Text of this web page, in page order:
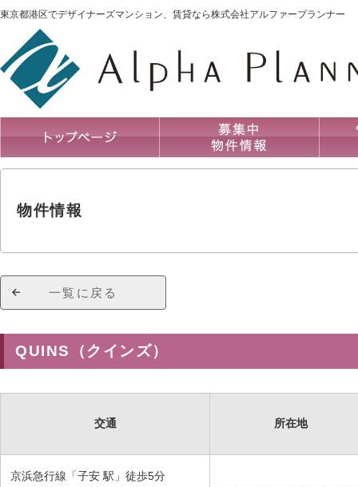
東京都港区でデザイナーズマンション、賃貸なら株式会社アルファープランナー
物件情報
一覧に戻る
QUINS（クインズ）
交通 所在地
京浜急行線「子安 駅」徒歩5分